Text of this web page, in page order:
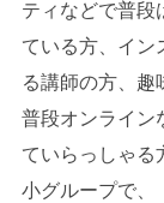
ティなどで普段
ている方、イン
る講師の方、趣
普段オンライン
ていらっしゃる
小グループで、